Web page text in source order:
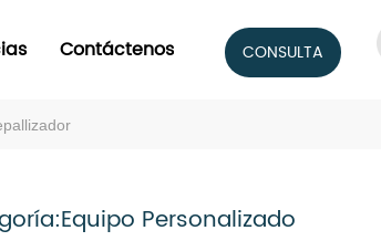
Contáctenos CONSULTA
Personalizado